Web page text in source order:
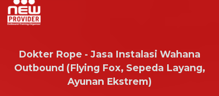
Dokter Rope - Jasa Instalasi Wahana
Outbound (Flying Fox, Sepeda Layang,
Ayunan Ekstrem)